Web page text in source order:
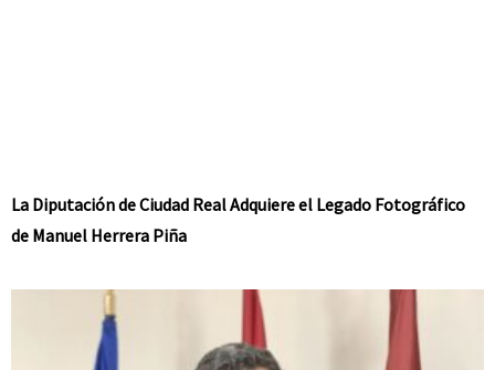
La Diputación de Ciudad Real Adquiere el Legado Fotográfico
de Manuel Herrera Piña